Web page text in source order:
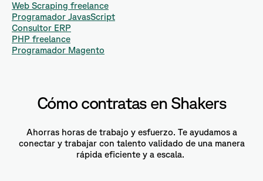
Web Scraping freelance
Programador JavasScript
Consultor ERP
PHP freelance
Programador Magento
Cómo contratas en Shakers
Ahorras horas de trabajo y esfuerzo. Te ayudamos a
conectar y trabajar con talento validado de una manera
rápida eficiente y a escala.